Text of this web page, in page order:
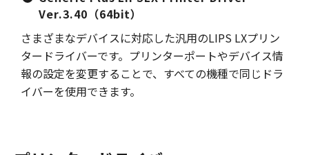
Ver.3.40（64bit）
さまざまなデバイスに対応した汎用のLIPS LXプリン
タードライバーです。プリンターポートやデバイス情
報の設定を変更することで、すべての機種で同じドラ
イバーを使用できます。